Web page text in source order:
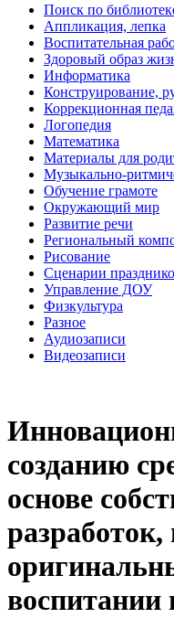
Поиск по
Аппликация, лепка
Воспитательная
Здоровый образ
Информатика
Конструирование,
Коррекционная
Логопедия
Математика
Материалы для
Музыкально-
Обучение грамоте
Окружающий мир
Развитие речи
Региональный
Рисование
Сценарии
Управление ДОУ
Физкультура
Разное
Аудиозаписи
Видеозаписи
созданию
основе
разработок,
воспитании